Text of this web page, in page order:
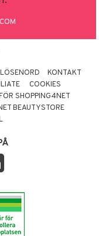
KONTAKT
COOKIES
SHOPPING4NET
BEAUTYSTORE